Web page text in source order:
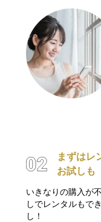
まずはレ
お試しも
いきなりの購入が
しでレンタルもで
し！